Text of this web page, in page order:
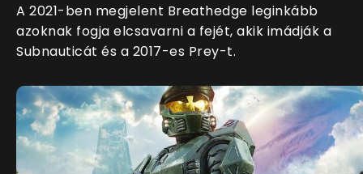
A 2021-ben megjelent Breathedge leginkább
azoknak fogja elcsavarni a fejét, akik imádják a
Subnauticát és a 2017-es Prey-t.